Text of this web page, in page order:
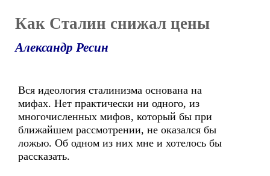
Как Сталин снижал цены
Александр Ресин
Вся идеология сталинизма основана на
мифах. Нет практически ни одного, из
многочисленных мифов, который бы при
ближайшем рассмотрении, не оказался бы
ложью. Об одном из них мне и хотелось бы
рассказать.